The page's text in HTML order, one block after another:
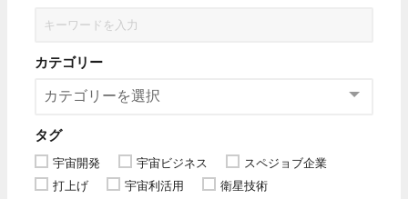
カテゴリー
タグ
宇宙開発 宇宙ビジネス
スペジョブ企業
打上げ
宇宙利活用
衛星技術